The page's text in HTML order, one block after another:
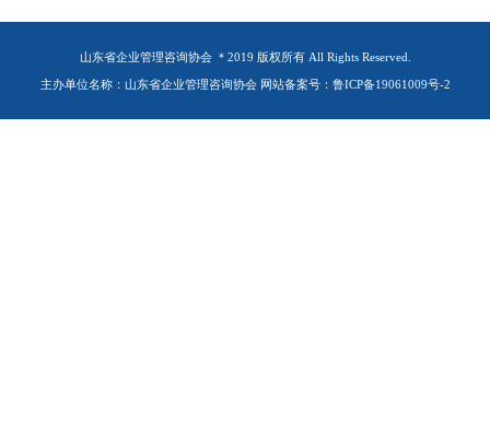
山东省企业管理咨询协会 ＊2019 版权所有 All Rights Reserved.
主办单位名称：山东省企业管理咨询协会 网站备案号：鲁ICP备19061009号-2